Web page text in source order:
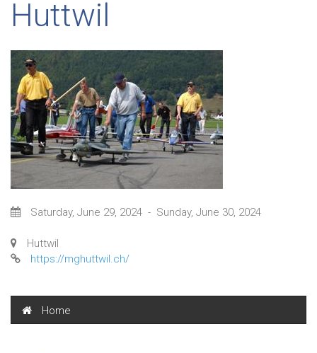
Huttwil
Saturday, June 29, 2024 - Sunday, June 30, 2024
Huttwil
https://mghuttwil.ch/
Home